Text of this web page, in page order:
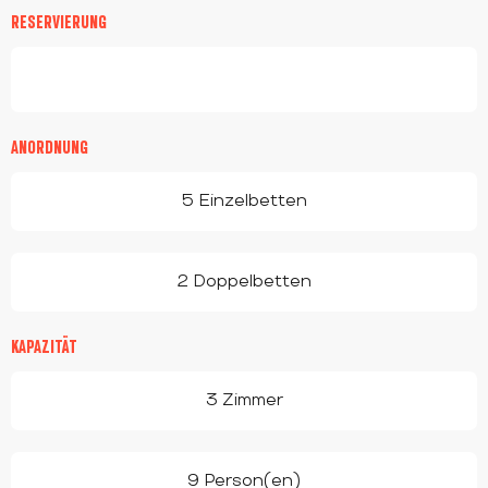
RESERVIERUNG
ANORDNUNG
5 Einzelbetten
2 Doppelbetten
KAPAZITÄT
3 Zimmer
9 Person(en)